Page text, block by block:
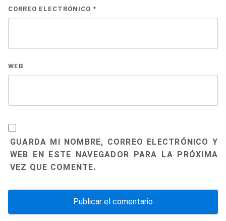
CORREO ELECTRÓNICO *
WEB
GUARDA MI NOMBRE, CORREO ELECTRÓNICO Y
WEB EN ESTE NAVEGADOR PARA LA PRÓXIMA
VEZ QUE COMENTE.